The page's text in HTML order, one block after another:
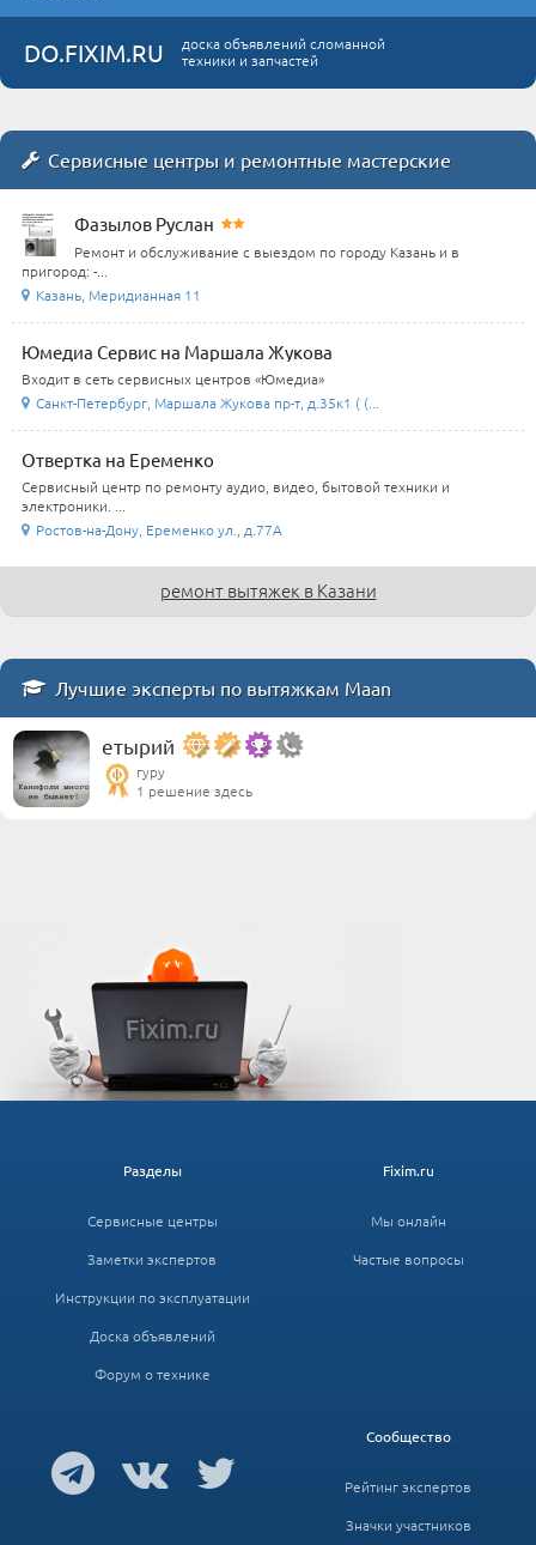
DO.FIXIM.RU
доска объявлений сломанной
техники и запчастей
Сервисные центры и ремонтные мастерские
Фазылов Руслан
Ремонт и обслуживание с выездом по городу Казань и в
пригород: -...
Казань, Меридианная 11
Юмедиа Сервис на Маршала Жукова
Входит в сеть сервисных центров «Юмедиа»
Санкт-Петербург, Маршала Жукова пр-т, д.35к1 ( (...
Отвертка на Еременко
Сервисный центр по ремонту аудио, видео, бытовой техники и
электроники. ...
Ростов-на-Дону, Еременко ул., д.77А
ремонт вытяжек в Казани
Лучшие эксперты по вытяжкам Maan
етырий
гуру
1 решение здесь
Fixim.ru
Мы онлайн
Частые вопросы
Разделы
Сервисные центры
Заметки экспертов
Инструкции по эксплуатации
Доска объявлений
Форум о технике
Сообщество
Рейтинг экспертов
Значки участников